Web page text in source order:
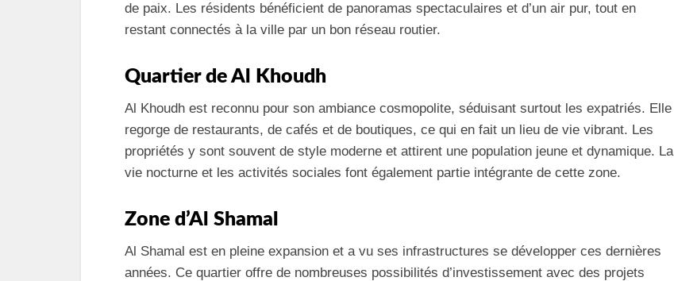
de paix. Les résidents bénéficient de panoramas spectaculaires et d’un air pur, tout en
restant connectés à la ville par un bon réseau routier.
Quartier de Al Khoudh
Al Khoudh est reconnu pour son ambiance cosmopolite, séduisant surtout les expatriés. Elle
regorge de restaurants, de cafés et de boutiques, ce qui en fait un lieu de vie vibrant. Les
propriétés y sont souvent de style moderne et attirent une population jeune et dynamique. La
vie nocturne et les activités sociales font également partie intégrante de cette zone.
Zone d’Al Shamal
Al Shamal est en pleine expansion et a vu ses infrastructures se développer ces dernières
années. Ce quartier offre de nombreuses possibilités d’investissement avec des projets